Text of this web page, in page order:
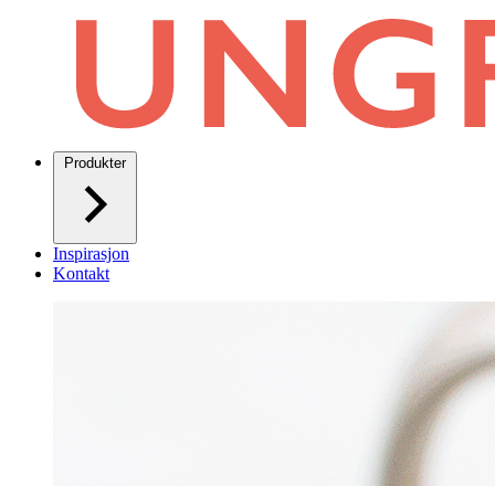
Produkter
Inspirasjon
Kontakt